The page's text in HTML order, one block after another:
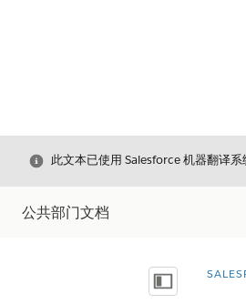
关闭
此文本已使用 Salesforce 机器翻译
公共部门文档
显示目录 您在